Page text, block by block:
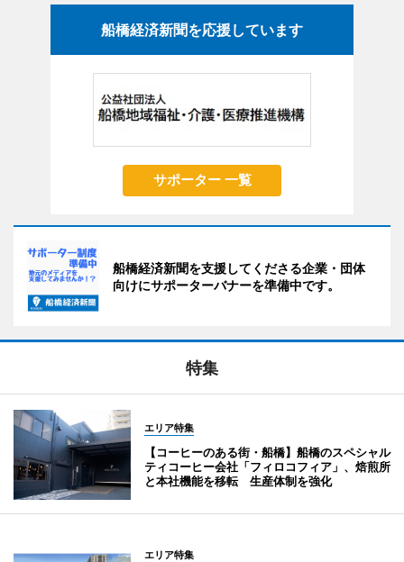
船橋経済新聞を応援しています
サポーター 一覧
船橋経済新聞を支援してくださる企業・団体
向けにサポーターバナーを準備中です。
特集
エリア特集
【コーヒーのある街・船橋】船橋のスペシャル
ティコーヒー会社「フィロコフィア」、焙煎所
と本社機能を移転 生産体制を強化
エリア特集